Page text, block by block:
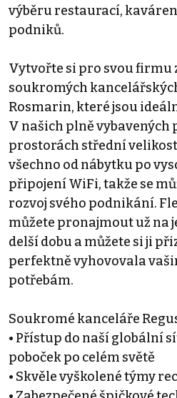
výběru restaurací,
podniků.
Vytvořte si pro svou firmu
soukromých
Rosmarin, které jsou
V našich plně vybavených
prostorách střední
všechno od nábytku po
připojení WiFi, takže se
rozvoj svého podnikání.
můžete pronajmout už na
delší dobu a můžete si ji
perfektně vyhovovala
potřebám.
Soukromé kanceláře
• Přístup do naší globální
poboček po celém světě
• Skvěle vyškolené týmy